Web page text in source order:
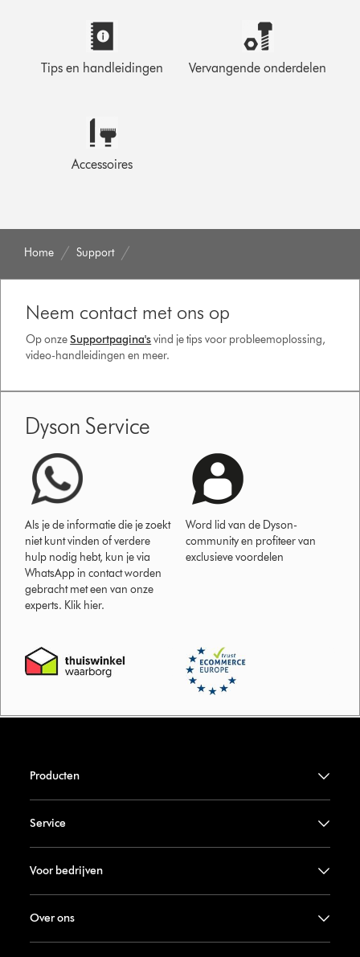
Tips en handleidingen Vervangende onderdelen
Accessoires
Home Support
Neem contact met ons op
Op onzeSupportpagina'svind je tips voor probleemoplossing,
video-handleidingen en meer.
Dyson Service
Als je de informatie die je zoekt
niet kunt vinden of verdere
hulp nodig hebt, kun je via
WhatsApp in contact worden
gebracht met een van onze
experts. Klik hier.
Word lid van de Dyson-
community en profiteer van
exclusieve voordelen
Producten
Service
Voor bedrijven
Over ons